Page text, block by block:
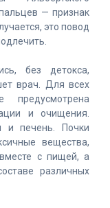
— признак
это повод
без детокса,
врач. Для всех
предусмотрена
и очищения.
и печень. Почки
вещества,
с пищей, а
различных